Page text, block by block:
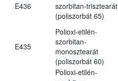
E436
szorbitan-trisztearát
(poliszorbát 65)
E435
Polioxi-etilén-
szorbitan-
monosztearát
(poliszorbát 60)
Polioxi-etilén-